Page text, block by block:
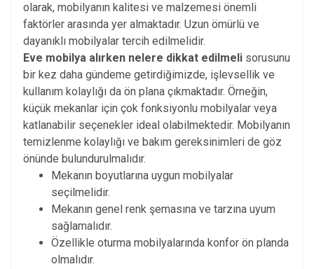
olarak, mobilyanın kalitesi ve malzemesi önemli
faktörler arasında yer almaktadır. Uzun ömürlü ve
dayanıklı mobilyalar tercih edilmelidir.
Eve mobilya alırken nelere dikkat edilmeli sorusunu
bir kez daha gündeme getirdiğimizde, işlevsellik ve
kullanım kolaylığı da ön plana çıkmaktadır. Örneğin,
küçük mekanlar için çok fonksiyonlu mobilyalar veya
katlanabilir seçenekler ideal olabilmektedir. Mobilyanın
temizlenme kolaylığı ve bakım gereksinimleri de göz
önünde bulundurulmalıdır.
Mekanın boyutlarına uygun mobilyalar
seçilmelidir.
Mekanın genel renk şemasına ve tarzına uyum
sağlamalıdır.
Özellikle oturma mobilyalarında konfor ön planda
olmalıdır.